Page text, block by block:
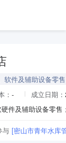
软件及辅助设备零售
： - 成立日期：
与 [密山市青年水库